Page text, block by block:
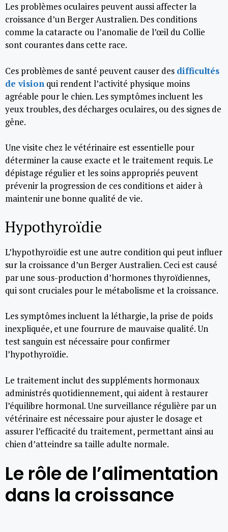
Les problèmes oculaires peuvent aussi affecter la
croissance d’un Berger Australien. Des conditions
comme la cataracte ou l’anomalie de l’œil du Collie
sont courantes dans cette race.
Ces problèmes de santé peuvent causer des difficultés
de vision qui rendent l’activité physique moins
agréable pour le chien. Les symptômes incluent les
yeux troubles, des décharges oculaires, ou des signes de
gêne.
Une visite chez le vétérinaire est essentielle pour
déterminer la cause exacte et le traitement requis. Le
dépistage régulier et les soins appropriés peuvent
prévenir la progression de ces conditions et aider à
maintenir une bonne qualité de vie.
Hypothyroïdie
L’hypothyroïdie est une autre condition qui peut influer
sur la croissance d’un Berger Australien. Ceci est causé
par une sous-production d’hormones thyroïdiennes,
qui sont cruciales pour le métabolisme et la croissance.
Les symptômes incluent la léthargie, la prise de poids
inexpliquée, et une fourrure de mauvaise qualité. Un
test sanguin est nécessaire pour confirmer
l’hypothyroïdie.
Le traitement inclut des suppléments hormonaux
administrés quotidiennement, qui aident à restaurer
l’équilibre hormonal. Une surveillance régulière par un
vétérinaire est nécessaire pour ajuster le dosage et
assurer l’efficacité du traitement, permettant ainsi au
chien d’atteindre sa taille adulte normale.
Le rôle de l’alimentation
dans la croissance